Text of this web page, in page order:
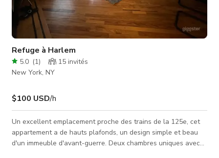
Refuge à Harlem
5.0 (1) 15 invités
New York, NY
$100 USD/h
Un excellent emplacement proche des trains de la 125e, cet
appartement a de hauts plafonds, un design simple et beau
d'un immeuble d'avant-guerre. Deux chambres uniques avec